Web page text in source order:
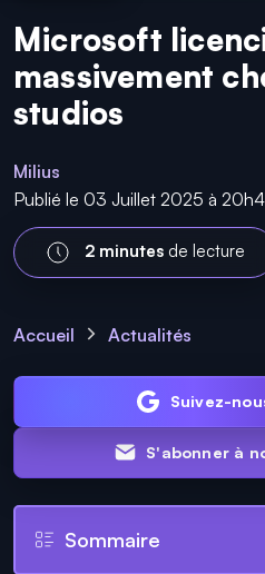
Microsoft
massivement
studios
Milius
Publié le 03 Juillet 2025 à
2 minutes de lecture
Accueil Actualités
Suivez-
S'abonner à
Sommaire